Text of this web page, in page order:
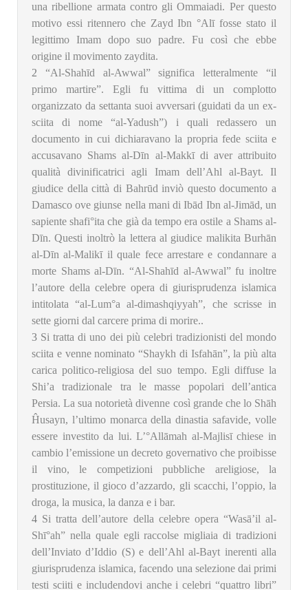
una ribellione armata contro gli Ommaiadi. Per questo
motivo essi ritennero che Zayd Ibn °Alī fosse stato il
legittimo Imam dopo suo padre. Fu così che ebbe
origine il movimento zaydita.
2 “Al-Shahīd al-Awwal” significa letteralmente “il
primo martire”. Egli fu vittima di un complotto
organizzato da settanta suoi avversari (guidati da un ex-
sciita di nome “al-Yadush”) i quali redassero un
documento in cui dichiaravano la propria fede sciita e
accusavano Shams al-Dīn al-Makkī di aver attribuito
qualità divinificatrici agli Imam dell’Ahl al-Bayt. Il
giudice della città di Bahrūd inviò questo documento a
Damasco ove giunse nella mani di Ibād Ibn al-Jimād, un
sapiente shafi°ita che già da tempo era ostile a Shams al-
Dīn. Questi inoltrò la lettera al giudice malikita Burhān
al-Dīn al-Malikī il quale fece arrestare e condannare a
morte Shams al-Dīn. “Al-Shahīd al-Awwal” fu inoltre
l’autore della celebre opera di giurisprudenza islamica
intitolata “al-Lum°a al-dimashqiyyah”, che scrisse in
sette giorni dal carcere prima di morire..
3 Si tratta di uno dei più celebri tradizionisti del mondo
sciita e venne nominato “Shaykh di Isfahān”, la più alta
carica politico-religiosa del suo tempo. Egli diffuse la
Shi’a tradizionale tra le masse popolari dell’antica
Persia. La sua notorietà divenne così grande che lo Shāh
Ĥusayn, l’ultimo monarca della dinastia safavide, volle
essere investito da lui. L’°Allāmah al-Majlisī chiese in
cambio l’emissione un decreto governativo che proibisse
il vino, le competizioni pubbliche areligiose, la
prostituzione, il gioco d’azzardo, gli scacchi, l’oppio, la
droga, la musica, la danza e i bar.
4 Si tratta dell’autore della celebre opera “Wasā’il al-
Shī°ah” nella quale egli raccolse migliaia di tradizioni
dell’Inviato d’Iddio (S) e dell’Ahl al-Bayt inerenti alla
giurisprudenza islamica, facendo una selezione dai primi
testi sciiti e includendovi anche i celebri “quattro libri”